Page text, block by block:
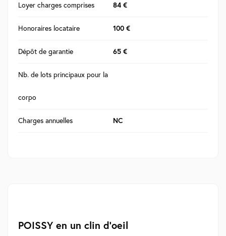
Loyer charges comprises 84 €
Honoraires locataire 100 €
Dépôt de garantie 65 €
Nb. de lots principaux pour la
corpo
Charges annuelles NC
POISSY en un clin d'oeil